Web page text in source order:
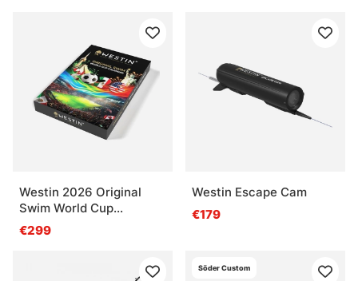
Westin 2026 Original
Swim World Cup
Calendar
€299
Westin Escape Cam
€179
Söder Custom